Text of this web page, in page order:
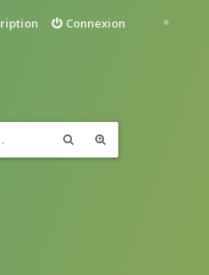
Connexion